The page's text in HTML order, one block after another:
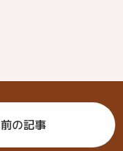
前の記事